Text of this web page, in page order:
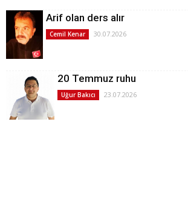
Arif olan ders alır
Cemil Kenar 30.07.2026
20 Temmuz ruhu
Uğur Bakıcı 23.07.2026